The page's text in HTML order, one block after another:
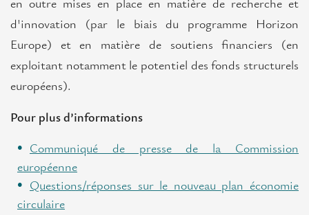
en outre mises en place en matière de recherche et
d'innovation (par le biais du programme Horizon
Europe) et en matière de soutiens financiers (en
exploitant notamment le potentiel des fonds structurels
européens).
Pour plus d’informations
Communiqué de presse de la Commission
européenne
Questions/réponses sur le nouveau plan économie
circulaire